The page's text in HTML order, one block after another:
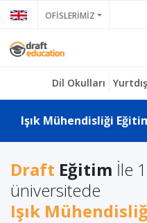
OFİSLERİMİZ
Dil Okulları
Işık Mühendisliği
Draft Eğitim İle
üniversitede
Işık